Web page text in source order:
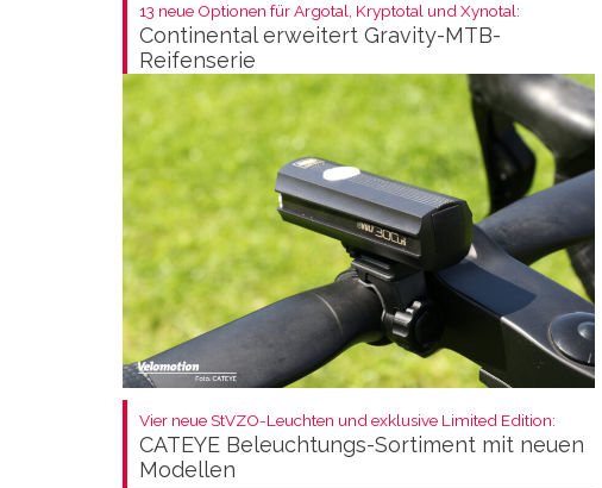
13 neue Optionen für Argotal, Kryptotal und Xynotal:
Continental erweitert Gravity-MTB-
Reifenserie
Vier neue StVZO-Leuchten und exklusive Limited Edition:
CATEYE Beleuchtungs-Sortiment mit neuen
Modellen